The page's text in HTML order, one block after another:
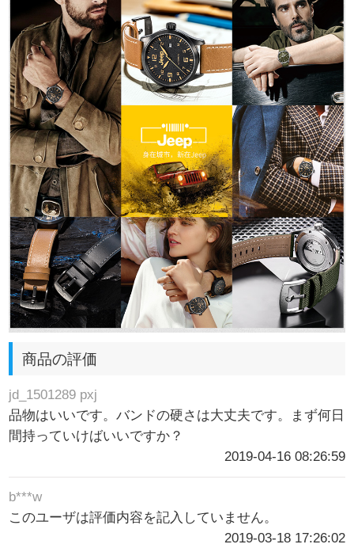
商品の評価
jd_1501289 pxj
品物はいいです。バンドの硬さは大丈夫です。まず何日
間持っていけばいいですか？
2019-04-16 08:26:59
b***w
このユーザは評価内容を記入していません。
2019-03-18 17:26:02